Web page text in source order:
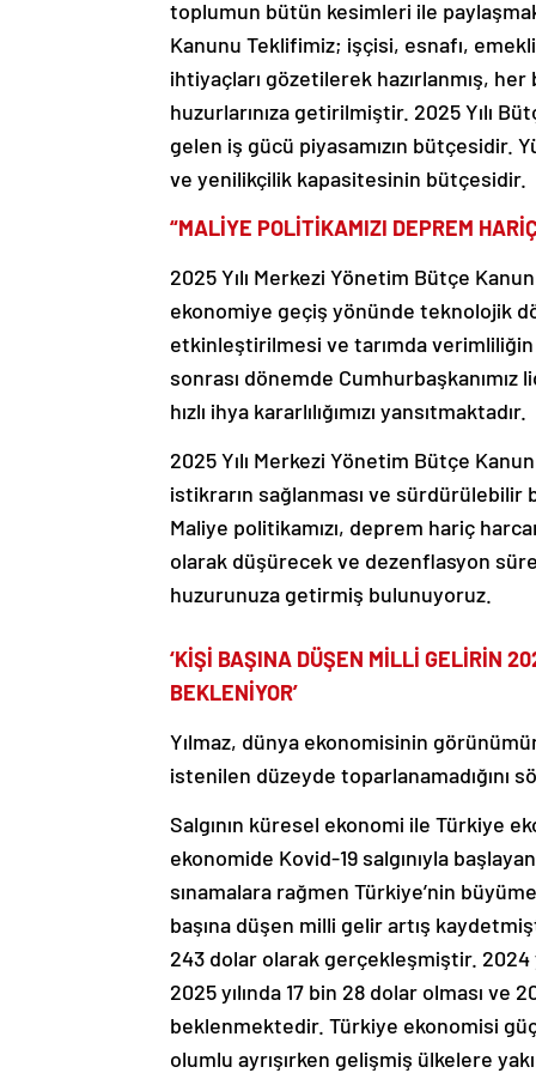
toplumun bütün kesimleri ile paylaşmak
Kanunu Teklifimiz; işçisi, esnafı,
ihtiyaçları gözetilerek hazırlanmış,
huzurlarınıza getirilmiştir. 2025 Yılı
gelen iş gücü piyasamızın bütçesidir.
ve yenilikçilik kapasitesinin bütçesidir.
“MALİYE POLİTİKAMIZI DEPREM
2025 Yılı Merkezi Yönetim Bütçe
ekonomiye geçiş yönünde teknolojik
etkinleştirilmesi ve tarımda
sonrası dönemde
hızlı ihya kararlılığımızı yansıtmaktadır.
2025 Yılı Merkezi Yönetim Bütçe
istikrarın sağlanması ve
Maliye politikamızı, deprem hariç
olarak düşürecek ve dezenflasyon
huzurunuza getirmiş bulunuyoruz.
‘KİŞİ BAŞINA DÜŞEN MİLLİ GELİRİN
BEKLENİYOR’
Yılmaz, dünya ekonomisinin
istenilen düzeyde toparlanamadığını
Salgının küresel ekonomi ile Türkiye
ekonomide Kovid-19 salgınıyla
sınamalara rağmen Türkiye’nin
başına düşen milli gelir artış
243 dolar olarak gerçekleşmiştir. 2024
2025 yılında 17 bin 28 dolar olması ve
beklenmektedir. Türkiye ekonomisi
olumlu ayrışırken gelişmiş ülkelere